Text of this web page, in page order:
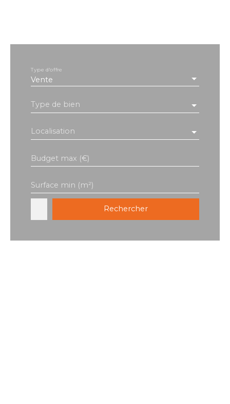
Vente
Type d'offre
Type de bien
Localisation
Budget max (€)
Surface min (m²)
Rechercher